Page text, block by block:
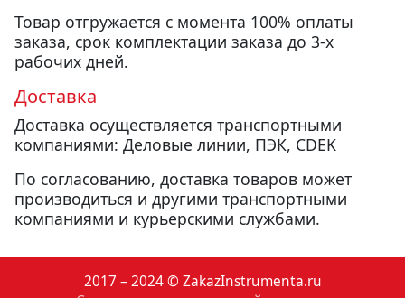
Товар отгружается с момента 100% оплаты
заказа, срок комплектации заказа до 3-х
рабочих дней.
Доставка
Доставка осуществляется транспортными
компаниями: Деловые линии, ПЭК, CDEK
По согласованию, доставка товаров может
производиться и другими транспортными
компаниями и курьерскими службами.
2017 – 2024 © ZakazInstrumenta.ru